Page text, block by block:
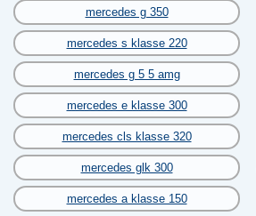
mercedes g 350
mercedes s klasse 220
mercedes g 5 5 amg
mercedes e klasse 300
mercedes cls klasse 320
mercedes glk 300
mercedes a klasse 150